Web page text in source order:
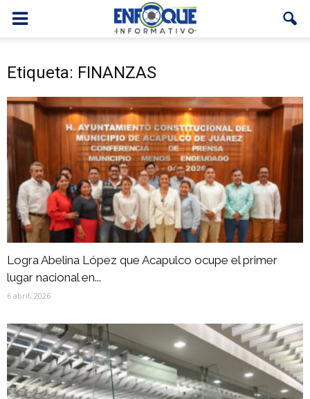
Etiqueta: FINANZAS
Logra Abelina López que Acapulco ocupe el primer
lugar nacional en...
6 abril, 2026